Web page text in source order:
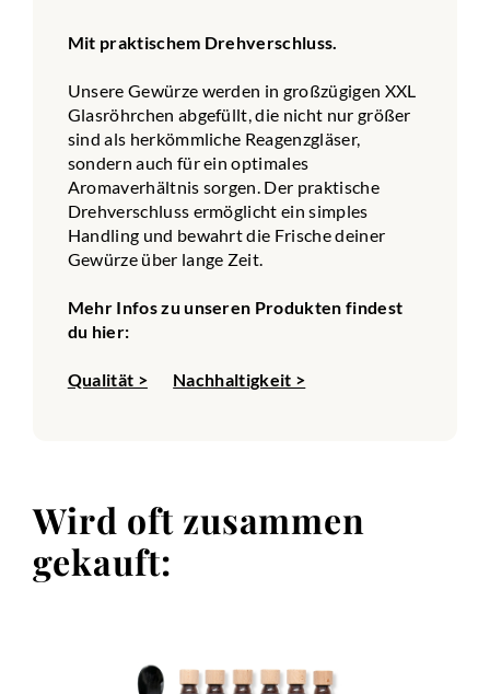
Mit praktischem Drehverschluss.
Unsere Gewürze werden in großzügigen XXL
Glasröhrchen abgefüllt, die nicht nur größer
sind als herkömmliche Reagenzgläser,
sondern auch für ein optimales
Aromaverhältnis sorgen. Der praktische
Drehverschluss ermöglicht ein simples
Handling und bewahrt die Frische deiner
Gewürze über lange Zeit.
Mehr Infos zu unseren Produkten findest
du hier:
Qualität > Nachhaltigkeit >
Wird oft zusammen
gekauft: